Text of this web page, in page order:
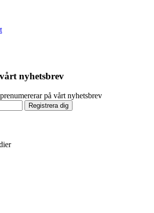
nyhetsbrev
på vårt nyhetsbrev
Registrera dig